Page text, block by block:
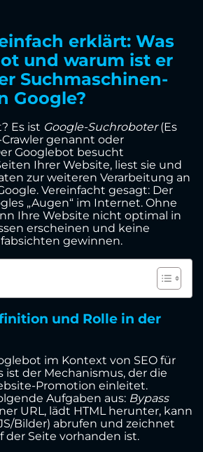
erklärt: Was
und warum ist er
Suchmaschinen-
Google?
Es ist Google-Suchroboter(Es
genannt oder
Googlebot besucht
Ihrer Website, liest sie und
zur weiteren Verarbeitung an
Vereinfacht gesagt: Der
„Augen“ im Internet. Ohne
Ihre Website nicht optimal in
erscheinen und keine
gewinnen.
und Rolle in der
im Kontext von SEO für
ist der Mechanismus, der die
Promotion einleitet.
Aufgaben aus: Bypass
URL, lädt HTML herunter, kann
Bilder) abrufen und zeichnet
der Seite vorhanden ist.